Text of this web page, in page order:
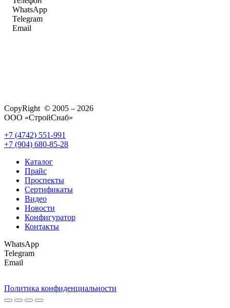
WhatsApp
Telegram
Email
CopyRight © 2005 – 2026
ООО «СтройСнаб»
+7 (4742) 551-991
+7 (904) 680-85-28
Каталог
Прайс
Проспекты
Сертификаты
Видео
Новости
Конфигуратор
Контакты
WhatsApp
Telegram
Email
Политика конфиденциальности